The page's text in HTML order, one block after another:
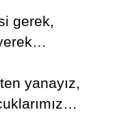
gerek,
yanayız,